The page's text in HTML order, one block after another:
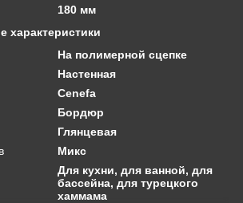
180 мм
характеристики
На полимерной сцепке
Настенная
Cenefa
Бордюр
Глянцевая
Микс
Для кухни, для ванной, для
бассейна, для турецкого
хаммама